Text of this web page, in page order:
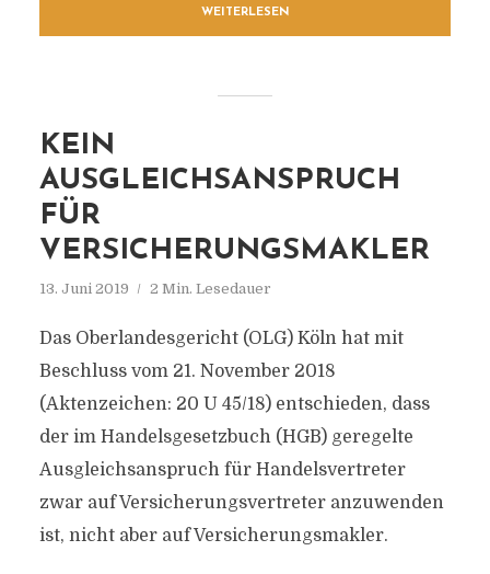
WEITERLESEN
KEIN
AUSGLEICHSANSPRUCH
FÜR
VERSICHERUNGSMAKLER
13. Juni 2019 2 Min. Lesedauer
Das Oberlandesgericht (OLG) Köln hat mit
Beschluss vom 21. November 2018
(Aktenzeichen: 20 U 45/18) entschieden, dass
der im Handelsgesetzbuch (HGB) geregelte
Ausgleichsanspruch für Handelsvertreter
zwar auf Versicherungsvertreter anzuwenden
ist, nicht aber auf Versicherungsmakler.